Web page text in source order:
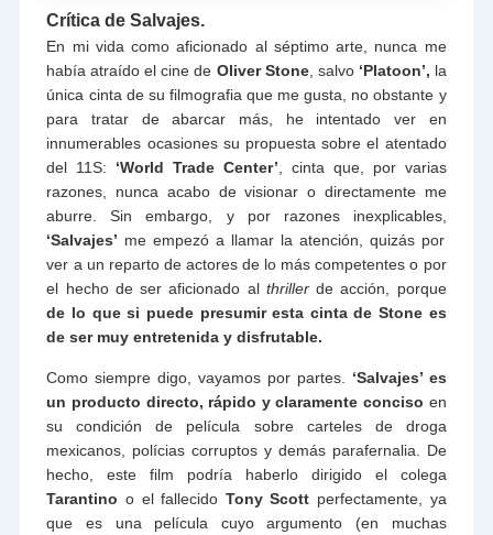
Crítica de Salvajes.
En mi vida como aficionado al séptimo arte, nunca me
había atraído el cine de Oliver Stone, salvo ‘Platoon’, la
única cinta de su filmografia que me gusta, no obstante y
para tratar de abarcar más, he intentado ver en
innumerables ocasiones su propuesta sobre el atentado
del 11S: ‘World Trade Center’, cinta que, por varias
razones, nunca acabo de visionar o directamente me
aburre. Sin embargo, y por razones inexplicables,
‘Salvajes’ me empezó a llamar la atención, quizás por
ver a un reparto de actores de lo más competentes o por
el hecho de ser aficionado al thrillerde acción, porque
de lo que si puede presumir esta cinta de Stone es
de ser muy entretenida y disfrutable.
Como siempre digo, vayamos por partes. ‘Salvajes’ es
un producto directo, rápido y claramente conciso en
su condición de película sobre carteles de droga
mexicanos, polícias corruptos y demás parafernalia. De
hecho, este film podría haberlo dirigido el colega
Tarantino o el fallecido Tony Scott perfectamente, ya
que es una película cuyo argumento (en muchas